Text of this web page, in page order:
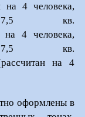
на 4 человека,
кв.
4 человека,
кв.
на 4
оформлены в